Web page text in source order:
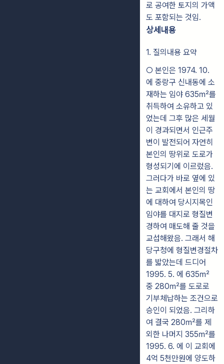
로 공여한 토지의 가액
도 포함되는 것임.
상세내용
1. 질의내용 요약
○ 본인은 1974. 10.
에 중랑구 신내동에 소
재하는 임야 635㎡를
취득하여 소유하고 있
었는데 그후 많은 세월
이 경과되면서 인근주
변이 발전되어 자연히
본인의 땅위로 도로가
형성되기에 이르렀음.
그러다가 바로 옆에 있
는 교회에서 본인의 땅
에 대하여 당시지목인
임야를 대지로 형질변
경하여 매도해 줄 것을
교섭해왔음. 그래서 해
당구청에 형질변경절차
를 밟았는데 드디어
1995. 5. 에 635㎡
중 280㎡를 도로로
기부체납하는 조건으로
승인이 되었음. 그리하
여 결국 280㎡를 제
외한 나머지 355㎡를
1995. 6. 에 이 교회에
4억 5천만원에 양도하